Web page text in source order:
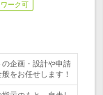
ーク可
の企画・設計や申請
をお任せします！